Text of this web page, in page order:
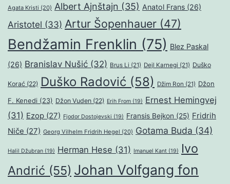
Agata Kristi (20) Albert Ajnštajn (35) Anatol Frans (26)
Aristotel (33) Artur Šopenhauer (47)
Bendžamin Frenklin (75) Blez Paskal
(26) Branislav Nušić (32) Brus Li (21) Dejl Karnegi (21) Duško
Korać (22) Duško Radović (58) Džim Ron (21) Džon
F. Kenedi (23) Džon Vuden (22) Erih From (19) Ernest Hemingvej
(31) Ezop (27) Fjodor Dostojevski (19) Fransis Bejkon (25) Fridrih
Niče (27) Georg Vilhelm Fridrih Hegel (20) Gotama Buda (34)
Halil Džubran (19) Herman Hese (31) Imanuel Kant (19)
Ivo
Andrić (55) Johan Volfgang fon